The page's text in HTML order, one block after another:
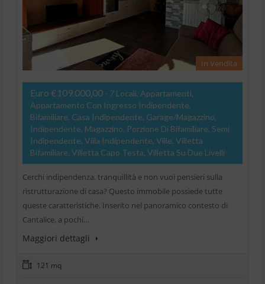
In Vendita
Euro €109.000,00 - 7 Locali, Appartamenti,
Appartamento Con Ingresso Indipendente,
Bifamiliare, Casa Indipendente, Garage/Magazzino,
Indipendente, Magazzino, Porzione Di Bifamiliare, Semi
Indipendente, Villa Indipendente, Ville, Villetta
Bifamiliare, Villetta Capo Testa, Villetta Su Due Livelli
Cerchi indipendenza, tranquillità e non vuoi pensieri sulla
ristrutturazione di casa? Questo immobile possiede tutte
queste caratteristiche. Inserito nel panoramico contesto di
Cantalice, a pochi…
Maggiori dettagli
121 mq